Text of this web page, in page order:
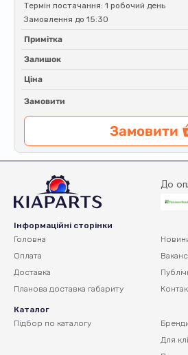
Термін постачання: 1 робочий день
Замовлення до 15:30
Примітка
Залишок
Ціна
Замовити
Замовити
До
Інформаційні сторінки
Головна
Оплата
Доставка
Планова доставка габариту
Каталог
Підбор по каталогу
Для